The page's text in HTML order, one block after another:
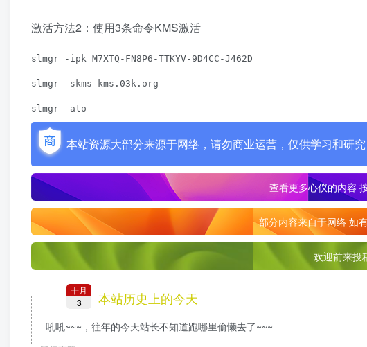
激活方法2：使用3条命令KMS激活
slmgr -ipk M7XTQ-FN8P6-TTKYV-9D4CC-J462D
slmgr -skms kms.03k.org
slmgr -ato
本站资源大部分来源于网络，请勿商业运营，仅供学习和研
查看更多心仪的内容
部分内容来自于网络 如
欢迎前来投
十月
3 本站历史上的今天
吼吼~~~，往年的今天站长不知道跑哪里偷懒去了~~~